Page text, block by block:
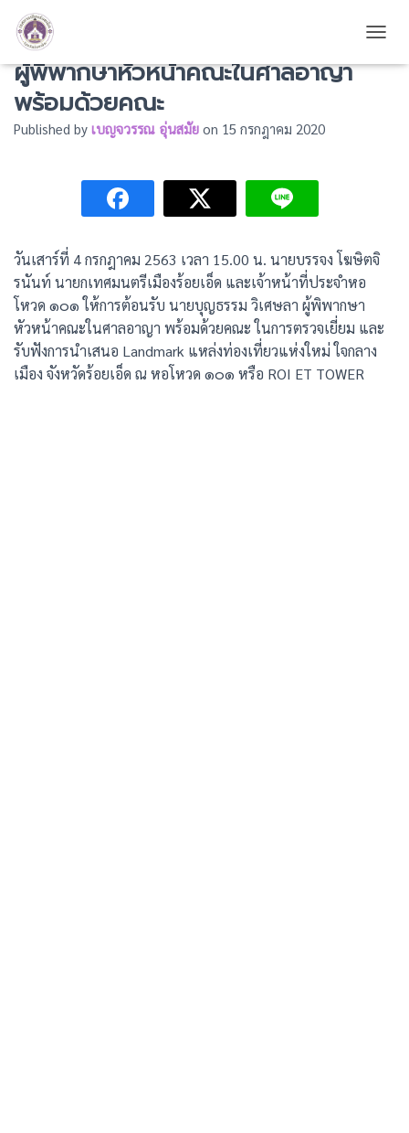
ให้การต้อนรับ นายบุญธรรม วิเศษลา
ผู้พิพากษาหัวหน้าคณะในศาลอาญา
พร้อมด้วยคณะ
Published by เบญจวรรณ อุ่นสมัย on 15 กรกฎาคม 2020
วันเสาร์ที่ 4 กรกฎาคม 2563 เวลา 15.00 น. นายบรรจง โฆษิตจิ
รนันท์ นายกเทศมนตรีเมืองร้อยเอ็ด และเจ้าหน้าที่ประจำหอ
โหวด ๑๐๑ ให้การต้อนรับ นายบุญธรรม วิเศษลา ผู้พิพากษา
หัวหน้าคณะในศาลอาญา พร้อมด้วยคณะ ในการตรวจเยี่ยม และ
รับฟังการนำเสนอ Landmark แหล่งท่องเที่ยวแห่งใหม่ ใจกลาง
เมือง จังหวัดร้อยเอ็ด ณ หอโหวด ๑๐๑ หรือ ROI ET TOWER